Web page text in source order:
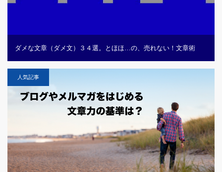
ダメな文章（ダメ文）３４選。とほほ…の、売れない！文章術
人気記事